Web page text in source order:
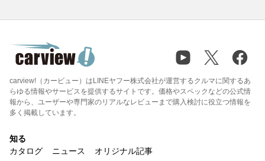
carview!（カービュー）はLINEヤフー株式会社が運営するクルマに関するあ
らゆる情報やサービスを提供するサイトです。価格やスペックなどの公式情
報から、ユーザーや専門家のリアルなレビューまで購入検討に役立つ情報を
多く掲載しています。
知る
カタログ
ニュース オリジナル記事